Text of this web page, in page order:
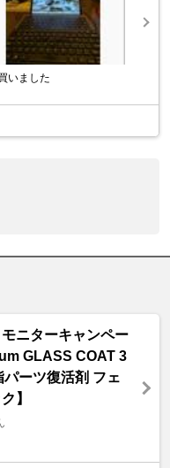
いました
ニターキャンペー
GLASS COAT 3
ーツ復活剤 フェ
】